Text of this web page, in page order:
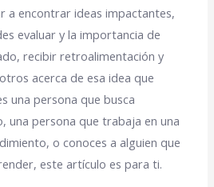
a encontrar ideas impactantes,
evaluar y la importancia de
recibir retroalimentación y
acerca de esa idea que
una persona que busca
una persona que trabaja en una
o conoces a alguien que
este artículo es para ti.